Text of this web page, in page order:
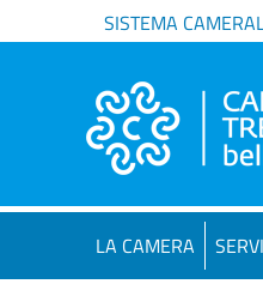
SISTEMA
LA CAMERA